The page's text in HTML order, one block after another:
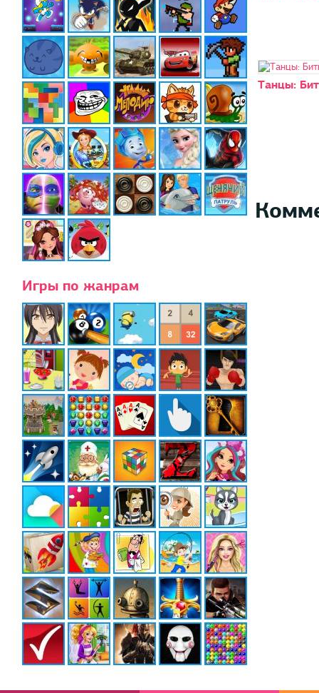
Игры по жанрам
Танцы: